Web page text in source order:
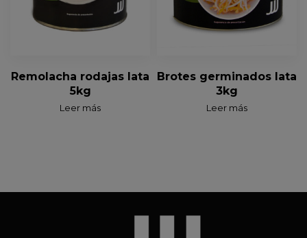
Remolacha rodajas lata
5kg
Leer más
Brotes germinados lata
3kg
Leer más